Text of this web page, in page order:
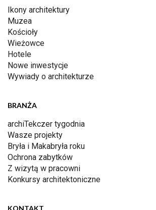
Ikony architektury
Muzea
Kościoły
Wieżowce
Hotele
Nowe inwestycje
Wywiady o architekturze
BRANŻA
archiTekczer tygodnia
Wasze projekty
Bryła i Makabryła roku
Ochrona zabytków
Z wizytą w pracowni
Konkursy architektoniczne